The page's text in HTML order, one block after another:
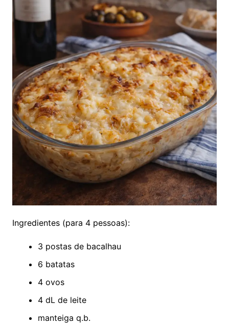
Ingredientes (para 4 pessoas):
3 postas de bacalhau
6 batatas
4 ovos
4 dL de leite
manteiga q.b.